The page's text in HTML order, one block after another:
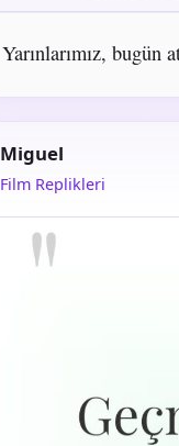
Yarınlarımız, bugün
Miguel
Film Replikleri